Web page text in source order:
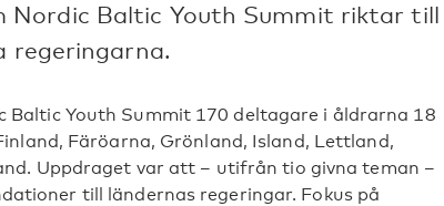
Nordic Baltic Youth Summit riktar till
regeringarna.
Baltic Youth Summit 170 deltagare i åldrarna 18
Färöarna, Grönland, Island, Lettland,
Uppdraget var att – utifrån tio givna teman –
till ländernas regeringar. Fokus på